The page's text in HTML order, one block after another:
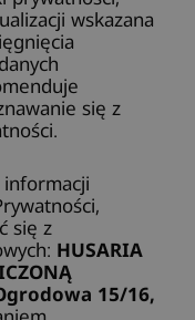
wskazana
się z
się z
HUSARIA
15/16,